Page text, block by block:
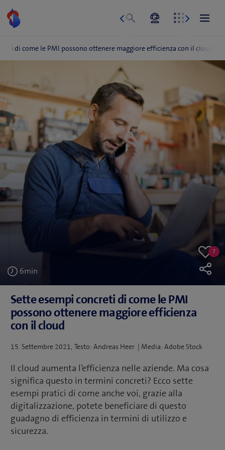
Like
7
7
6min
Sette esempi concreti di come le PMI
possono ottenere maggiore efficienza
con il cloud
Postato
15. Settembre 2021 Testo: Andreas Heer | Media: Adobe Stock
Il cloud aumenta l’efficienza nelle aziende. Ma cosa
significa questo in termini concreti? Ecco sette
esempi pratici di come anche voi, grazie alla
digitalizzazione, potete beneficiare di questo
guadagno di efficienza in termini di utilizzo e
sicurezza.